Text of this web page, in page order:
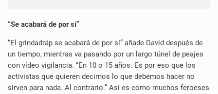
“Se acabará de por sí”
“El grindadráp se acabará de por sí” añade David después de
un tiempo, mientras va pasando por un largo túnel de peajes
convídeo vigilancia. “En 10 o 15 años. Es por eso que los
activistas que quieren decirnos lo que debemos hacer no
sirven para nada. Al contrario.” Así es como muchos feroeses